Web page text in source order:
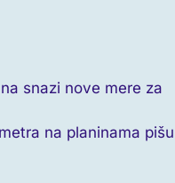
snazi nove mere za
na planinama pišu